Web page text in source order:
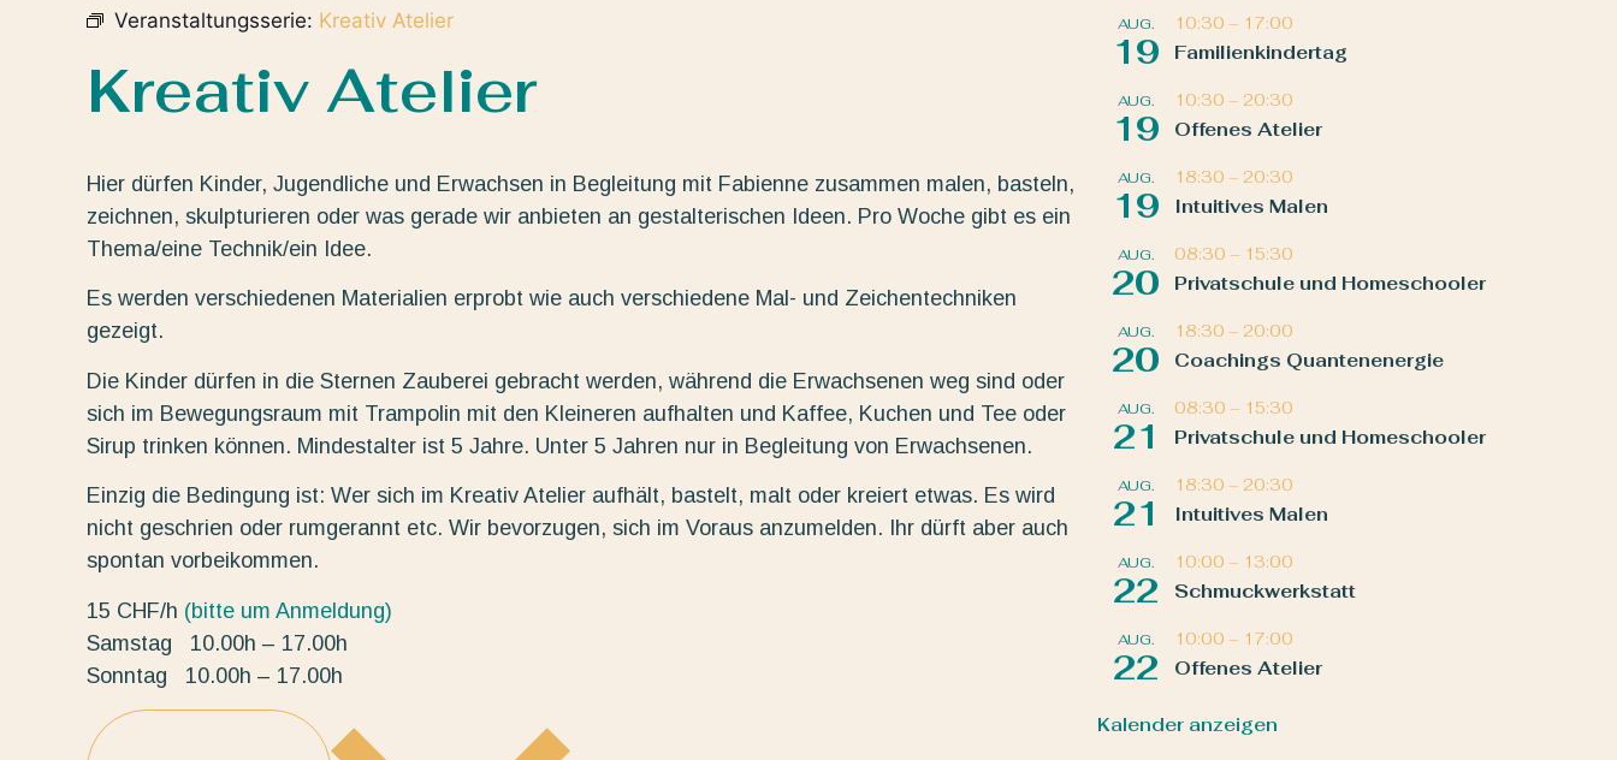
Veranstaltungsserie: Kreativ Atelier
Kreativ Atelier
Hier dürfen Kinder, Jugendliche und Erwachsen in Begleitung mit Fabienne zusammen malen, basteln,
zeichnen, skulpturieren oder was gerade wir anbieten an gestalterischen Ideen. Pro Woche gibt es ein
Thema/eine Technik/ein Idee.
Es werden verschiedenen Materialien erprobt wie auch verschiedene Mal- und Zeichentechniken
gezeigt.
Die Kinder dürfen in die Sternen Zauberei gebracht werden, während die Erwachsenen weg sind oder
sich im Bewegungsraum mit Trampolin mit den Kleineren aufhalten und Kaffee, Kuchen und Tee oder
Sirup trinken können. Mindestalter ist 5 Jahre. Unter 5 Jahren nur in Begleitung von Erwachsenen.
Einzig die Bedingung ist: Wer sich im Kreativ Atelier aufhält, bastelt, malt oder kreiert etwas. Es wird
nicht geschrien oder rumgerannt etc. Wir bevorzugen, sich im Voraus anzumelden. Ihr dürft aber auch
spontan vorbeikommen.
15 CHF/h (bitte um Anmeldung)
Samstag 10.00h – 17.00h
Sonntag 10.00h – 17.00h
AUG.
19
10:30 – 17:00
Familienkindertag
AUG.
19
10:30 – 20:30
Offenes Atelier
AUG.
19
18:30 – 20:30
Intuitives Malen
AUG.
20
08:30 – 15:30
Privatschule und Homeschooler
AUG.
20
18:30 – 20:00
Coachings Quantenenergie
AUG.
21
08:30 – 15:30
Privatschule und Homeschooler
AUG.
21
18:30 – 20:30
Intuitives Malen
AUG.
22
10:00 – 13:00
Schmuckwerkstatt
AUG.
22
10:00 – 17:00
Offenes Atelier
Kalender anzeigen